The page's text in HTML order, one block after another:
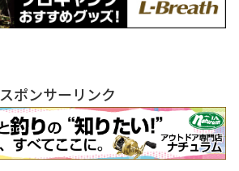
スポンサーリンク